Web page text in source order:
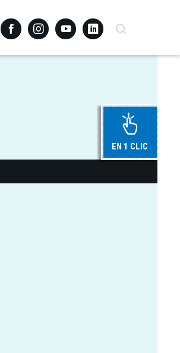
FacebookInstagramYoutubeLinkedinRecherche
EN 1 CLIC